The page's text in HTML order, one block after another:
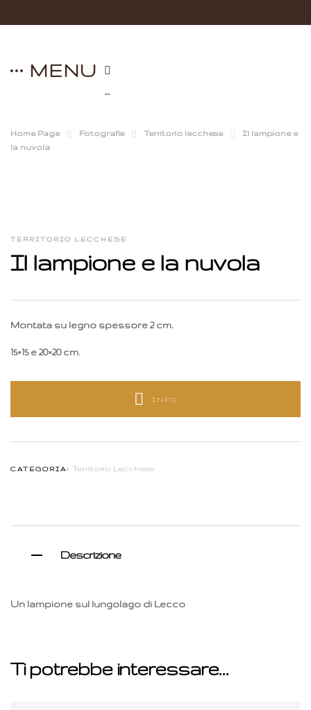
MENU
Home Page Fotografie Territorio lecchese
Il lampione e
la nuvola
TERRITORIO LECCHESE
Il lampione e la nuvola
Montata su legno spessore 2 cm.
15×15 e 20×20 cm.
INFO
CATEGORIA: Territorio Lecchese
Descrizione
Un lampione sul lungolago di Lecco
Ti potrebbe interessare…